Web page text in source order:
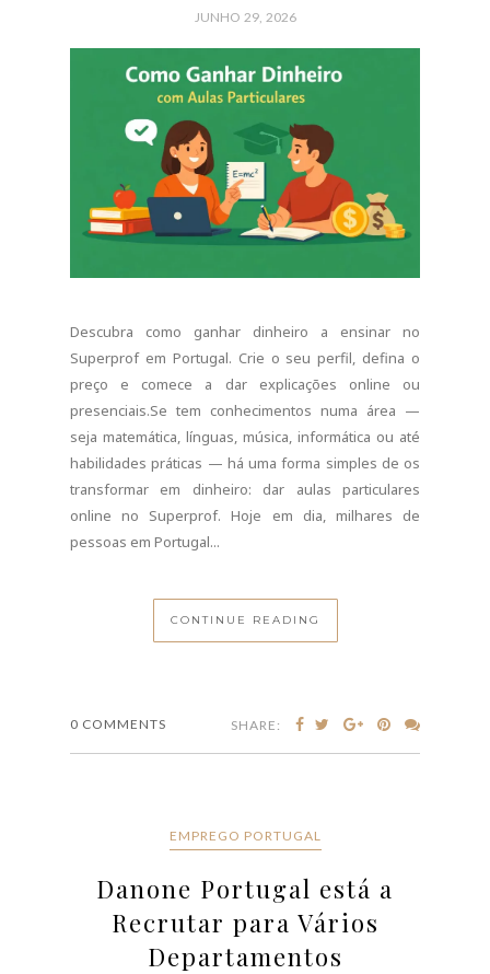
CONTINUE READING
0 COMMENTS SHARE:
Danone Portugal está a
Recrutar para Vários
Departamentos
A Danone S.A., procura novos talentos para várias
áreas. Se pretende obter mais informações sobre os
cargos em aberto, leia o seguinte artigo saiba como
se candidatar.A Danone S.A. é uma multinacional de